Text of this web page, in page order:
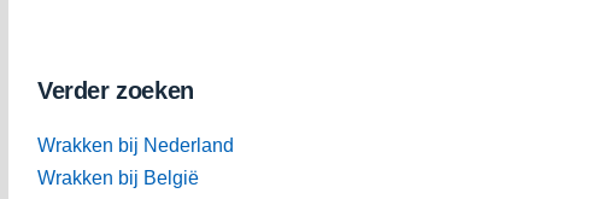
Verder zoeken
Wrakken bij Nederland
Wrakken bij België